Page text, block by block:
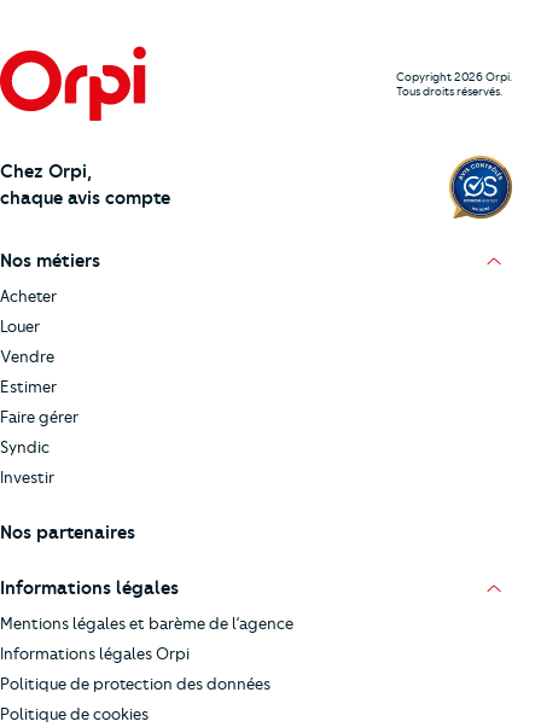
Copyright 2026 Orpi.
Tous droits réservés.
Chez Orpi,
chaque avis compte
Nos métiers
Acheter
Louer
Vendre
Estimer
Faire gérer
Syndic
Investir
Nos partenaires
Informations légales
Mentions légales et barème de l’agence
Informations légales Orpi
Politique de protection des données
Politique de cookies